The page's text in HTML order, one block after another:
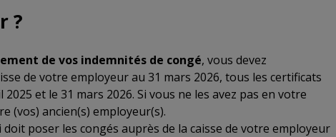
?
de vos indemnités de congé, vous devez
de votre employeur au 31 mars 2026, tous les certificats
2025 et le 31 mars 2026. Si vous ne les avez pas en votre
(vos) ancien(s) employeur(s).
poser les congés auprès de la caisse de votre employeur